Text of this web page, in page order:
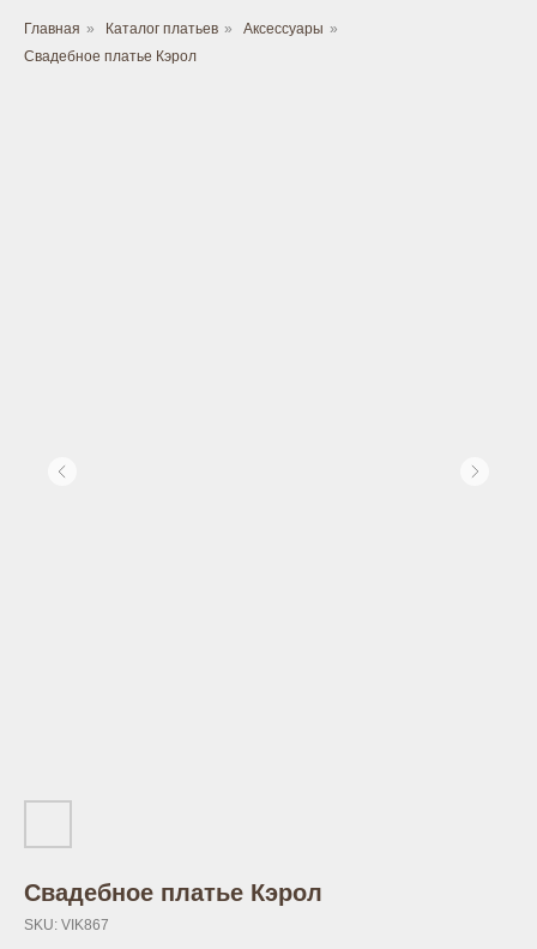
Главная » Каталог платьев » Аксессуары »
Свадебное платье Кэрол
Свадебное платье Кэрол
SKU: VIK867